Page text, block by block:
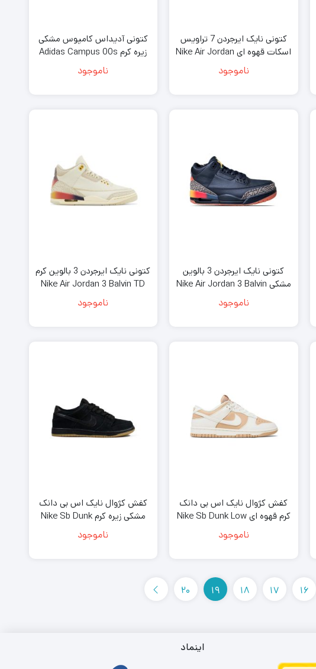
کتونی نایک ایرجردن 7 تراویس
اسکات قهوه ای Nike Air Jordan
7 Travis Scott
ناموجود
کتونى آدیداس کامپوس مشکی
زیره کرم Adidas Campus 00s
Core Black Crystal White
ناموجود
کتونی نایک ایرجردن 3 بالوین
مشکی Nike Air Jordan 3 Balvin
Black
ناموجود
کتونی نایک ایرجردن 3 بالوین کرم
Nike Air Jordan 3 Balvin TD
Medellín Sunset
ناموجود
کفش کژوال نایک اس بی دانک
کرم قهوه ای Nike Sb Dunk Low
Next Nature Hemp
ناموجود
کفش کژوال نایک اس بی دانک
مشکی زیره کرم Nike Sb Dunk
Low Pro SB Ishod Wair
ناموجود
16
17
18
19
20
اینماد